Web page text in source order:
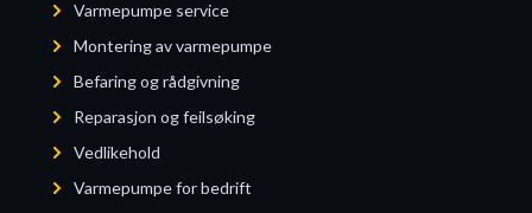
Varmepumpe service
Montering av varmepumpe
Befaring og rådgivning
Reparasjon og feilsøking
Vedlikehold
Varmepumpe for bedrift